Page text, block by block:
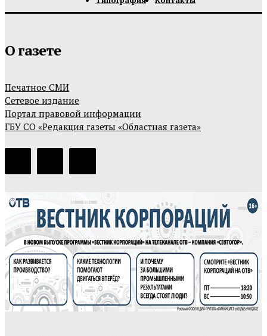
О газете
Печатное СМИ
Сетевое издание
Портал правовой информации
ГБУ СО «Редакция газеты «Областная газета»